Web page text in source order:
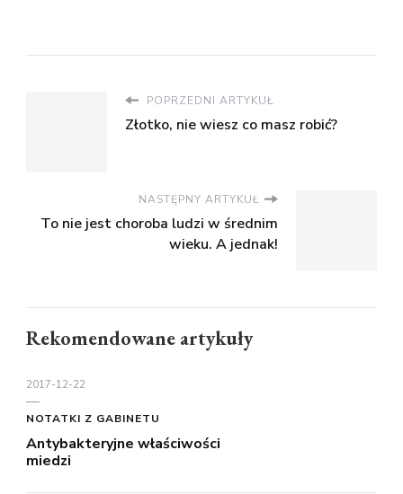
POPRZEDNI ARTYKUŁ
Złotko, nie wiesz co masz robić?
NASTĘPNY ARTYKUŁ
To nie jest choroba ludzi w średnim
wieku. A jednak!
Rekomendowane artykuły
2017-12-22
NOTATKI Z GABINETU
Antybakteryjne właściwości
miedzi